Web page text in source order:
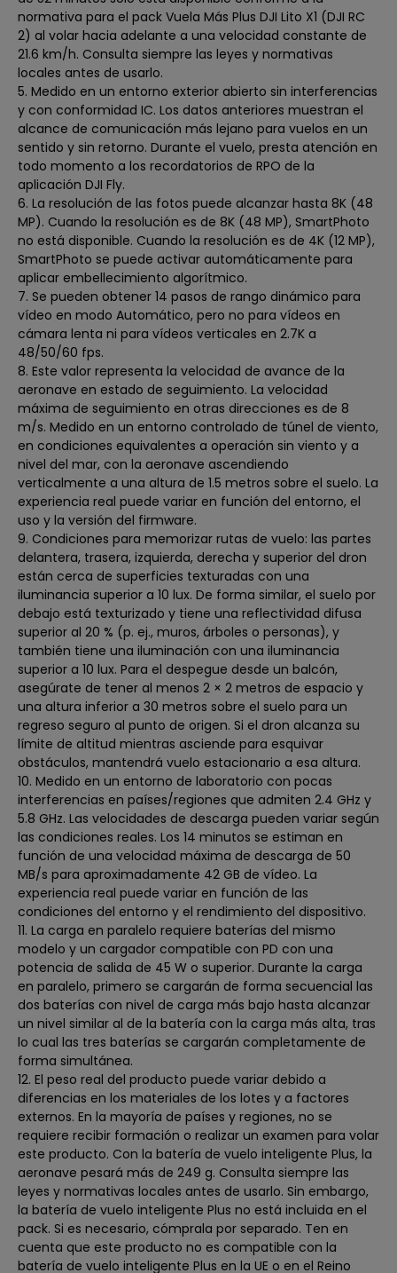
normativa para el pack Vuela Más Plus DJI Lito X1 (DJI RC
2) al volar hacia adelante a una velocidad constante de
21.6 km/h. Consulta siempre las leyes y normativas
locales antes de usarlo.
5. Medido en un entorno exterior abierto sin interferencias
y con conformidad IC. Los datos anteriores muestran el
alcance de comunicación más lejano para vuelos en un
sentido y sin retorno. Durante el vuelo, presta atención en
todo momento a los recordatorios de RPO de la
aplicación DJI Fly.
6. La resolución de las fotos puede alcanzar hasta 8K (48
MP). Cuando la resolución es de 8K (48 MP), SmartPhoto
no está disponible. Cuando la resolución es de 4K (12 MP),
SmartPhoto se puede activar automáticamente para
aplicar embellecimiento algorítmico.
7. Se pueden obtener 14 pasos de rango dinámico para
vídeo en modo Automático, pero no para vídeos en
cámara lenta ni para vídeos verticales en 2.7K a
48/50/60 fps.
8. Este valor representa la velocidad de avance de la
aeronave en estado de seguimiento. La velocidad
máxima de seguimiento en otras direcciones es de 8
m/s. Medido en un entorno controlado de túnel de viento,
en condiciones equivalentes a operación sin viento y a
nivel del mar, con la aeronave ascendiendo
verticalmente a una altura de 1.5 metros sobre el suelo. La
experiencia real puede variar en función del entorno, el
uso y la versión del firmware.
9. Condiciones para memorizar rutas de vuelo: las partes
delantera, trasera, izquierda, derecha y superior del dron
están cerca de superficies texturadas con una
iluminancia superior a 10 lux. De forma similar, el suelo por
debajo está texturizado y tiene una reflectividad difusa
superior al 20 % (p. ej., muros, árboles o personas), y
también tiene una iluminación con una iluminancia
superior a 10 lux. Para el despegue desde un balcón,
asegúrate de tener al menos 2 × 2 metros de espacio y
una altura inferior a 30 metros sobre el suelo para un
regreso seguro al punto de origen. Si el dron alcanza su
límite de altitud mientras asciende para esquivar
obstáculos, mantendrá vuelo estacionario a esa altura.
10. Medido en un entorno de laboratorio con pocas
interferencias en países/regiones que admiten 2.4 GHz y
5.8 GHz. Las velocidades de descarga pueden variar según
las condiciones reales. Los 14 minutos se estiman en
función de una velocidad máxima de descarga de 50
MB/s para aproximadamente 42 GB de vídeo. La
experiencia real puede variar en función de las
condiciones del entorno y el rendimiento del dispositivo.
11. La carga en paralelo requiere baterías del mismo
modelo y un cargador compatible con PD con una
potencia de salida de 45 W o superior. Durante la carga
en paralelo, primero se cargarán de forma secuencial las
dos baterías con nivel de carga más bajo hasta alcanzar
un nivel similar al de la batería con la carga más alta, tras
lo cual las tres baterías se cargarán completamente de
forma simultánea.
12. El peso real del producto puede variar debido a
diferencias en los materiales de los lotes y a factores
externos. En la mayoría de países y regiones, no se
requiere recibir formación o realizar un examen para volar
este producto. Con la batería de vuelo inteligente Plus, la
aeronave pesará más de 249 g. Consulta siempre las
leyes y normativas locales antes de usarlo. Sin embargo,
la batería de vuelo inteligente Plus no está incluida en el
pack. Si es necesario, cómprala por separado. Ten en
cuenta que este producto no es compatible con la
batería de vuelo inteligente Plus en la UE o en el Reino